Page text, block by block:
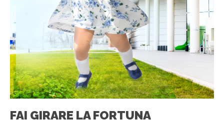
FAI GIRARE LA FORTUNA